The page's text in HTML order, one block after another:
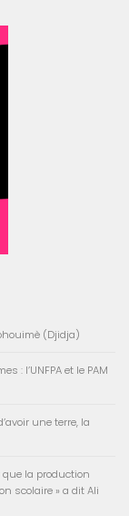
(Djidja)
: l’UNFPA et le PAM
une terre, la
que la production
scolaire » a dit Ali